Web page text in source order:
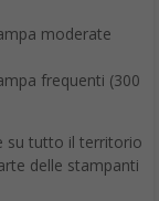
moderate
frequenti (300
su tutto il territorio
delle stampanti